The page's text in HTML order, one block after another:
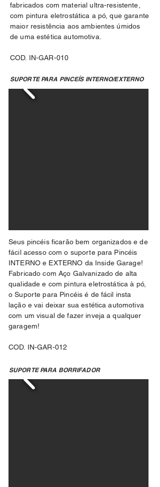
fabricados com material ultra-resistente,
com pintura eletrostática a pó, que garante
maior resistência aos ambientes úmidos
de uma estética automotiva.
COD. IN-GAR-010
SUPORTE PARA PINCEÍS INTERNO/EXTERNO
Seus pincéis ficarão bem organizados e de
fácil acesso com o suporte para Pincéis
INTERNO e EXTERNO da Inside Garage!
Fabricado com Aço Galvanizado de alta
qualidade e com pintura eletrostática à pó,
o Suporte para Pincéis é de fácil insta
lação e vai deixar sua estética automotiva
com um visual de fazer inveja a qualquer
garagem!
COD. IN-GAR-012
SUPORTE PARA BORRIFADOR